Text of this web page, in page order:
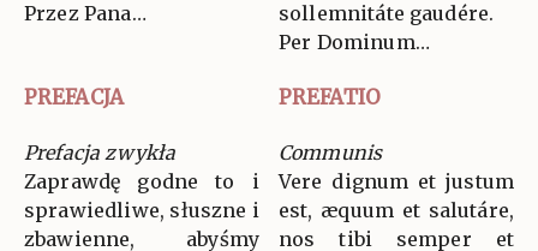
Przez Pana…
sollemnitáte gaudére.
Per Dominum…
PREFACJA PREFATIO
Prefacja zwykła
Zaprawdę godne to i
sprawiedliwe, słuszne i
zbawienne, abyśmy
Communis
Vere dignum et justum
est, æquum et salutáre,
nos tibi semper et